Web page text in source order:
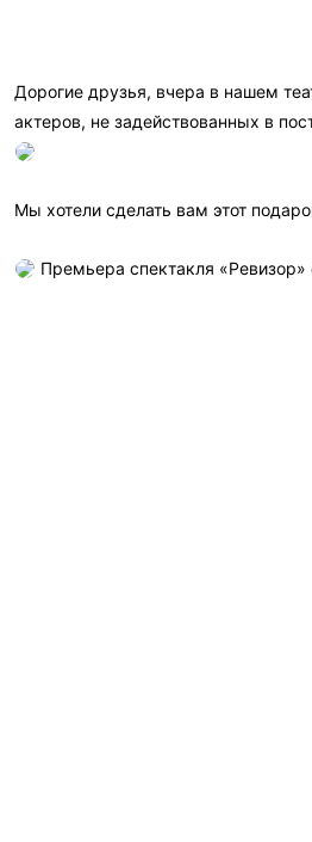
Дорогие друзья, вчера в нашем
актеров, не задействованных в
Мы хотели сделать вам этот
Премьера спектакля «Ревизор»